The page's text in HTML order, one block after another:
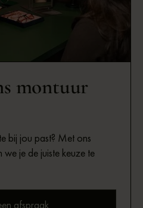
montuur
bij jou past? Met ons
je de juiste keuze te
afspraak